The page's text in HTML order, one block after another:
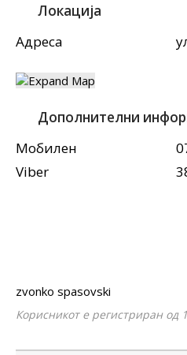
Локација
Адреса
Дополнителни
Мобилен
Viber
zvonko spasovski
Корисникот е регистриран од